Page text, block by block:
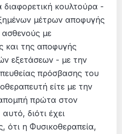
διαφορετική κουλτούρα -
μέτρων αποφυγής
με
και της αποφυγής
εξετάσεων - με την
πρόσβασης του
είτε με την
πρώτα στον
διότι έχει
ότι η Φυσικοθεραπεία,